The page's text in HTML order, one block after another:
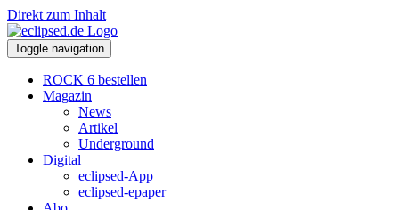
Direkt zum Inhalt
Toggle navigation
ROCK 6 bestellen
Magazin
News
Artikel
Underground
Digital
eclipsed-App
eclipsed-epaper